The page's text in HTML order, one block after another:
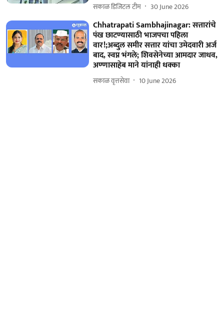
सकाळ डिजिटल टीम 30 June 2026
Chhatrapati Sambhajinagar: सत्तारांचे
पंख छाटण्यासाठी भाजपचा पहिला
वार!;अब्दुल समीर सत्तार यांचा उमेदवारी अर्ज
बाद, स्वप्न भंगले; शिवसेनेच्या आमदार जाधव,
अण्णासाहेब माने यांनाही धक्का
सकाळ वृत्तसेवा 10 June 2026